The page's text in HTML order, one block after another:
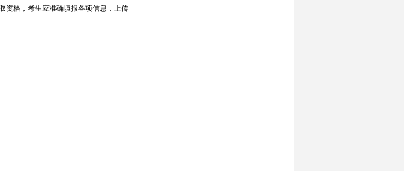
资格，考生应准确填报各项信息，上传